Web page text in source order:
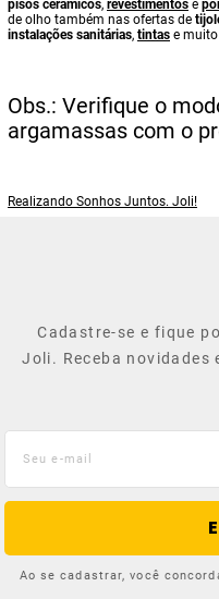
pisos cerâmicos, revestimentos e
de olho também nas ofertas de
instalações sanitárias, tintas e
Obs.: Verifique o
argamassas com o
Realizando Sonhos Juntos. Joli!
Cadastre-se e fique
Joli. Receba novidades
Ao se cadastrar, você